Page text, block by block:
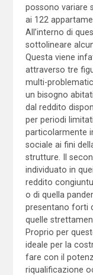
possono variare
ai 122
All’interno di
sottolineare
Questa viene
attraverso tre
multi-
un bisogno
dal reddito
per periodi
particolarmente
sociale ai fini
strutture. Il
individuato in
reddito
o di quella
presentano forti
quelle
Proprio per
ideale per la
fare con il
riqualificazione